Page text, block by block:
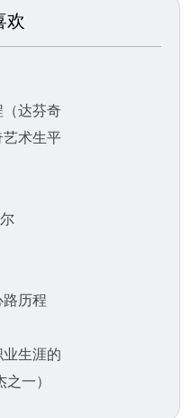
欢
达芬奇
术生平
历程
生涯的
一）